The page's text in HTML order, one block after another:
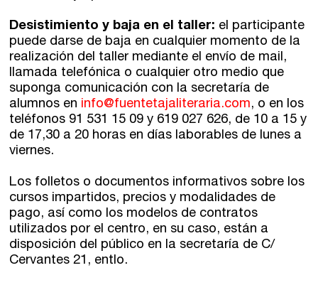
Desistimiento y baja en el taller: el participante
puede darse de baja en cualquier momento de la
realización del taller mediante el envío de mail,
llamada telefónica o cualquier otro medio que
suponga comunicación con la secretaría de
alumnos en info@fuentetajaliteraria.com, o en los
teléfonos 91 531 15 09 y 619 027 626, de 10 a 15 y
de 17,30 a 20 horas en días laborables de lunes a
viernes.
Los folletos o documentos informativos sobre los
cursos impartidos, precios y modalidades de
pago, así como los modelos de contratos
utilizados por el centro, en su caso, están a
disposición del público en la secretaría de C/
Cervantes 21, entlo.